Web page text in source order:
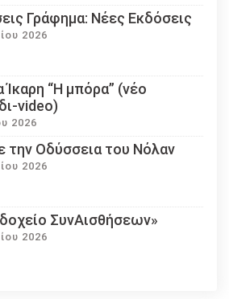
Γράφημα: Νέες Εκδόσεις
2026
Ίκαρη “Η μπόρα” (νέο
video)
2026
την Οδύσσεια του Νόλαν
2026
ΣυνΑισθήσεων»
2026